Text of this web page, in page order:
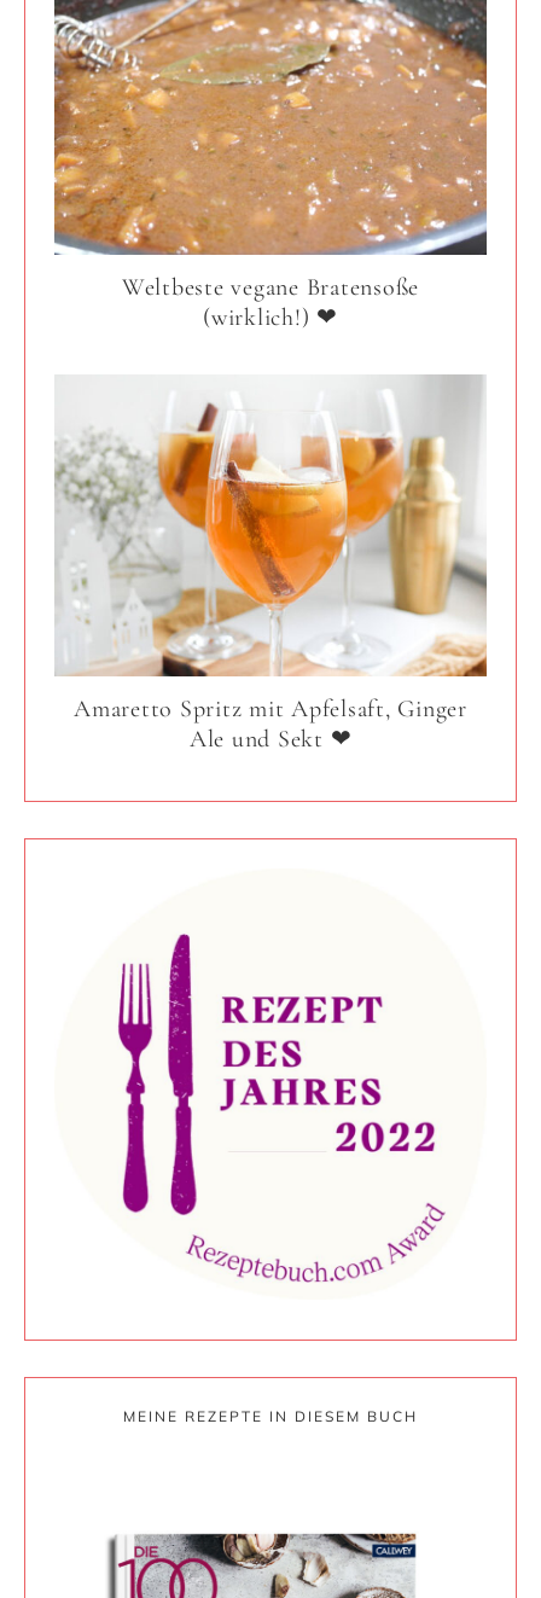
Weltbeste vegane Bratensoße
(wirklich!) ❤
Amaretto Spritz mit Apfelsaft, Ginger
Ale und Sekt ❤
MEINE REZEPTE IN DIESEM BUCH